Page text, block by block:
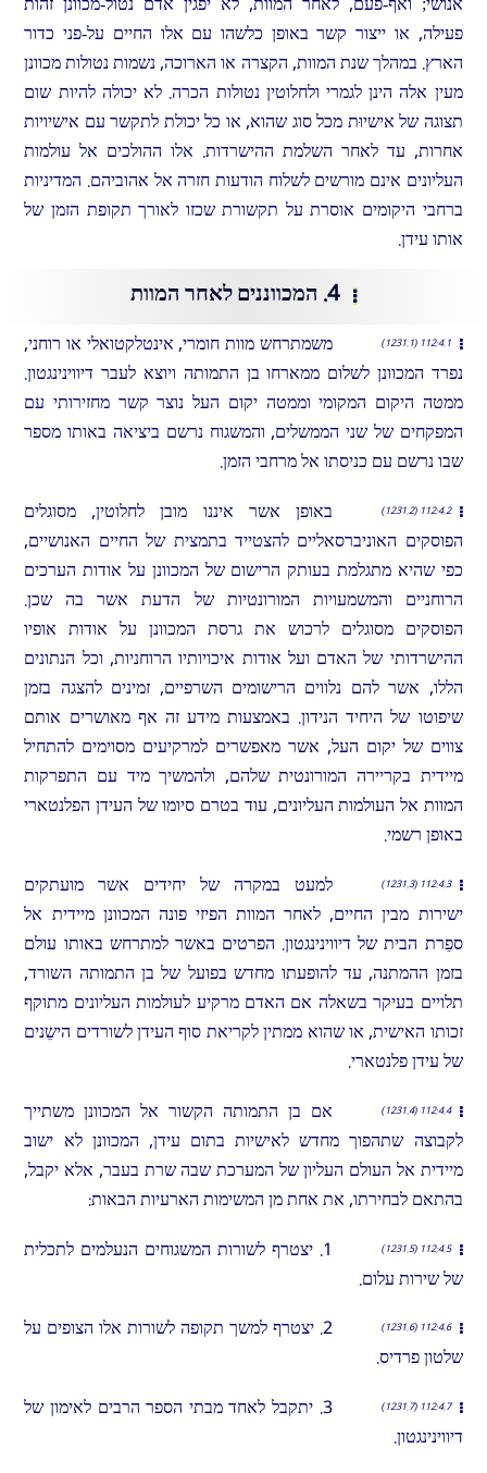
פעילה, או ייצור קשר באופן כלשהו עם אלו החיים על-פני כדור
הארץ. במהלך שנת המוות, הקצרה או הארוכה, נשמות נטולות מכוונן
מעין אלה הינן לגמרי ולחלוטין נטולות הכרה. לא יכולה להיות שום
תצוגה של אישיוּת מכל סוג שהוא, או כל יכולת לתקשר עם אישיויות
אחרות, עד לאחר השלמת ההישרדות. אלו ההולכים אל עולמות
העליונים אינם מורשים לשלוח הודעות חזרה אל אהוביהם. המדיניות
ברחבי היקומים אוסרת על תקשורת שכזו לאורך תקופת הזמן של
אותו עידן.
4. המכווננים לאחר המוות
112:4.1 (1231.1)
משמתרחש מוות חומרי, אינטלקטואלי או רוחני,
נפרד המכוונן לשלום ממארחו בן התמותה ויוצא לעבר דיווינינגטון.
ממטה היקום המקומי וממטה יקום העל נוצר קשר מחזירותי עם
המפקחים של שני הממשלים, והמשגוח נרשם ביציאה באותו מספר
שבו נרשם עם כניסתו אל מרחבי הזמן.
112:4.2 (1231.2)
באופן אשר איננו מובן לחלוטין, מסוגלים
הפוסקים האוניברסאליים להצטייד בתמצית של החיים האנושיים,
כפי שהיא מתגלמת בעותק הרישום של המכוונן על אודות הערכים
הרוחניים והמשמעויות המורונטיות של הדעת אשר בה שכן.
הפוסקים מסוגלים לרכוש את גרסת המכוונן על אודות אופיו
ההישרדותי של האדם ועל אודות איכויותיו הרוחניות, וכל הנתונים
הללו, אשר להם נלווים הרישומים השרפיים, זמינים להצגה בזמן
שיפוטו של היחיד הנידון. באמצעות מידע זה אף מאושרים אותם
צווים של יקום העל, אשר מאפשרים למרקיעים מסוימים להתחיל
מיידית בקריירה המורונטית שלהם, ולהמשיך מיד עם התפרקות
המוות אל העולמות העליונים, עוד בטרם סיומו של העידן הפלנטארי
באופן רשמי.
112:4.3 (1231.3)
למעט במקרה של יחידים אשר מועתקים
ישירות מבין החיים, לאחר המוות הפיזי פונה המכוונן מיידית אל
ספֵרת הבית של דיווינינגטון. הפרטים באשר למתרחש באותו עולם
בזמן ההמתנה, עד להופעתו מחדש בפועל של בן התמותה השורד,
תלויים בעיקר בשאלה אם האדם מרקיע לעולמות העליונים מתוקף
זכותו האישית, או שהוא ממתין לקריאת סוף העידן לשורדים הישֵנים
של עידן פלנטארי.
112:4.4 (1231.4)
אם בן התמותה הקשור אל המכוונן משתייך
לקבוצה שתהפוך מחדש לאישיות בתום עידן, המכוונן לא ישוב
מיידית אל העולם העליון של המערכת שבה שרת בעבר, אלא יקבל,
בהתאם לבחירתו, את אחת מן המשימות הארעיות הבאות:
112:4.5 (1231.5)
1. יצטרף לשורות המשגוחים הנעלמים לתכלית
של שירות עלום.
112:4.6 (1231.6)
2. יצטרף למשך תקופה לשורות אלו הצופים על
שלטון פרדיס.
112:4.7 (1231.7)
3. יתקבל לאחד מבתי הספר הרבים לאימון של
דיווינינגטון.